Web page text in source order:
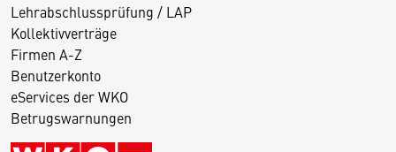
Lehrabschlussprüfung / LAP
Kollektivverträge
Firmen A-Z
Benutzerkonto
eServices der WKO
Betrugswarnungen